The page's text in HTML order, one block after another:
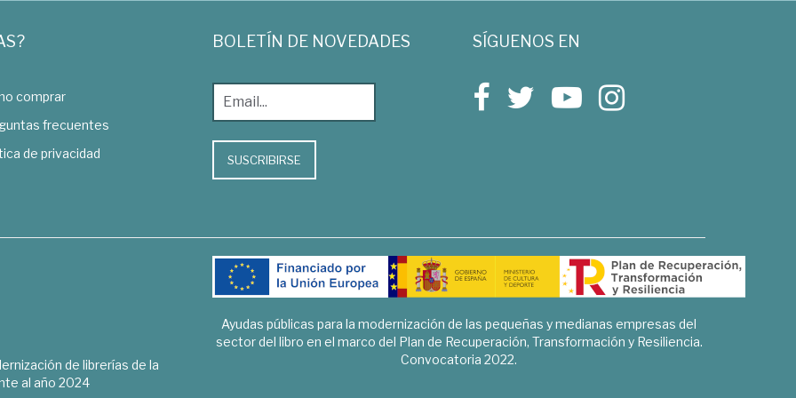
comprar
frecuentes
de privacidad
BOLETÍN DE NOVEDADES
SUSCRIBIRSE
SÍGUENOS EN
de librerías de la
al año 2024
Ayudas públicas para la modernización de las pequeñas y medianas empresas del
sector del libro en el marco del Plan de Recuperación, Transformación y Resiliencia.
Convocatoria 2022.